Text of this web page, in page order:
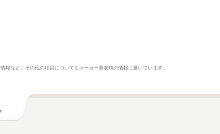
報など、その他の項目についてもメーカー発表時の情報に基いています。